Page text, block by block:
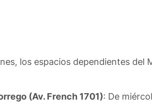
los espacios dependientes
(Av. French 1701): De